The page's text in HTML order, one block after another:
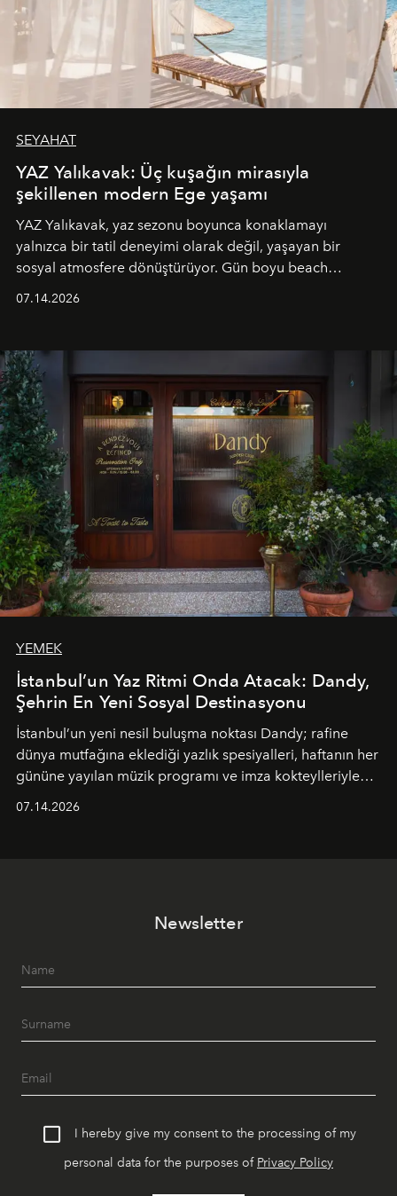
SEYAHAT
YAZ Yalıkavak: Üç kuşağın mirasıyla
şekillenen modern Ege yaşamı
YAZ Yalıkavak, yaz sezonu boyunca konaklamayı
yalnızca bir tatil deneyimi olarak değil, yaşayan bir
sosyal atmosfere dönüştürüyor. Gün boyu beach
tematik gastronomi geceleri misafirlerle buluşuyor.
Paylaşıma, lezzete ve müziğe odaklanan bu özel
akşamlar, YAZ’ın sade lüks anlayışını gün batımından
geceye taşıyarak her hafta farklı bir deneyim sunuyor.
07.14.2026
YEMEK
İstanbul’un Yaz Ritmi Onda Atacak: Dandy,
Şehrin En Yeni Sosyal Destinasyonu
İstanbul’un yeni nesil buluşma noktası Dandy; rafine
dünya mutfağına eklediği yazlık spesiyalleri, haftanın her
gününe yayılan müzik programı ve imza kokteylleriyle
07.14.2026
Newsletter
I hereby give my consent to the processing of my
personal data for the purposes of Privacy Policy